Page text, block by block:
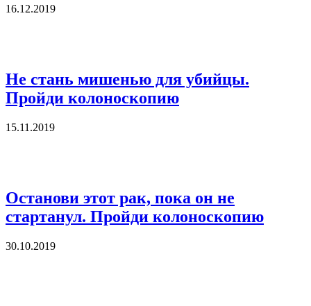
16.12.2019
Не стань мишенью для убийцы.
Пройди колоноскопию
15.11.2019
Останови этот рак, пока он не
стартанул. Пройди колоноскопию
30.10.2019